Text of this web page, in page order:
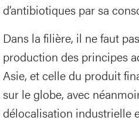
d’antibiotiques par sa
Dans la filière, il ne faut
production des principes
Asie, et celle du produit
sur le globe, avec
délocalisation industrielle